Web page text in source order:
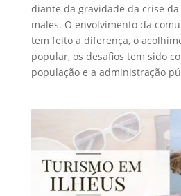
diante da gravidade da crise
males. O envolvimento da
tem feito a diferença, o
popular, os desafios tem sido
população e a administração